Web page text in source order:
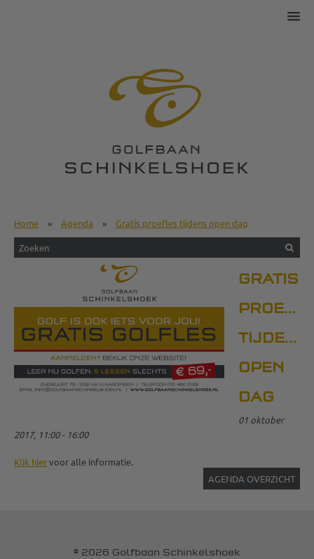
Home » Agenda » Gratis proefles tijdens open dag
GRATIS
TIJDENS
OPEN
DAG
01 oktober
2017, 11:00 - 16:00
Klik hiervoor alle informatie.
AGENDA OVERZICHT
© 2026 Golfbaan Schinkelshoek